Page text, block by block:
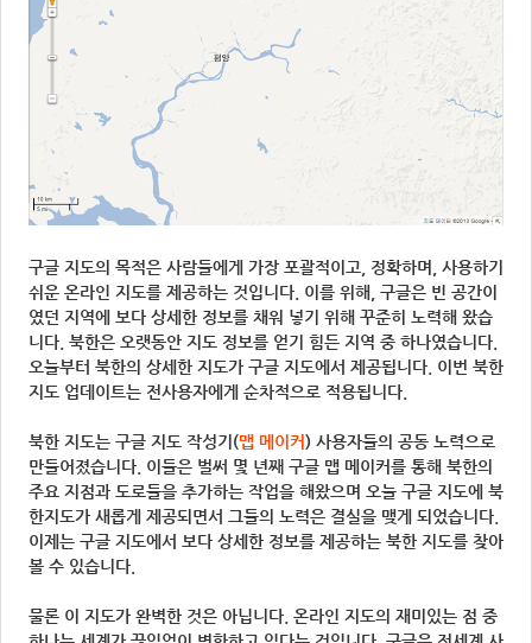
구글 지도의 목적은 사람들에게 가장 포괄적이고, 정확하며, 사용하기
쉬운 온라인 지도를 제공하는 것입니다. 이를 위해, 구글은 빈 공간이
였던 지역에 보다 상세한 정보를 채워 넣기 위해 꾸준히 노력해 왔습
니다. 북한은 오랫동안 지도 정보를 얻기 힘든 지역 중 하나였습니다.
오늘부터 북한의 상세한 지도가 구글 지도에서 제공됩니다. 이번 북한
지도 업데이트는 전사용자에게 순차적으로 적용됩니다.
북한 지도는 구글 지도 작성기(맵 메이커) 사용자들의 공동 노력으로
만들어졌습니다. 이들은 벌써 몇 년째 구글 맵 메이커를 통해 북한의
주요 지점과 도로들을 추가하는 작업을 해왔으며 오늘 구글 지도에 북
한지도가 새롭게 제공되면서 그들의 노력은 결실을 맺게 되었습니다.
이제는 구글 지도에서 보다 상세한 정보를 제공하는 북한 지도를 찾아
볼 수 있습니다.
물론 이 지도가 완벽한 것은 아닙니다. 온라인 지도의 재미있는 점 중